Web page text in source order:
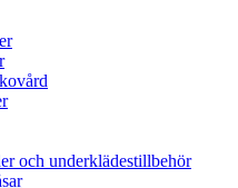
och underklädestillbehör